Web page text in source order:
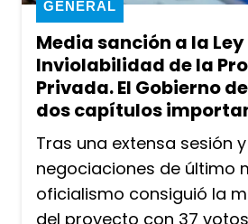
Media sanción a la
Inviolabilidad de la
Privada. El Gobierno
dos capítulos
GENERAL
Tras una extensa sesión y
negociaciones de último
oficialismo consiguió la
del proyecto con 37